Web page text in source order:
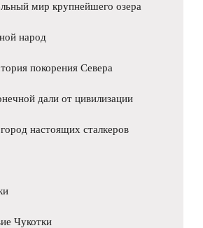
мир крупнейшего озера
народ
покорения Севера
дали от цивилизации
настоящих сталкеров
Чукотки